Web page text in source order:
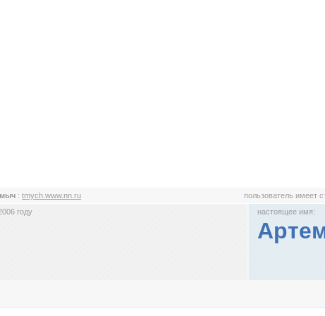
: tmych.www.nn.ru пользователь имеет
году
настоящее имя:
Артем